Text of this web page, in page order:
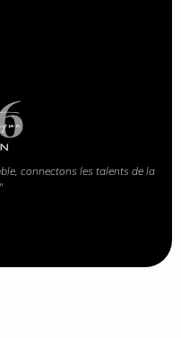
connectons les talents de la